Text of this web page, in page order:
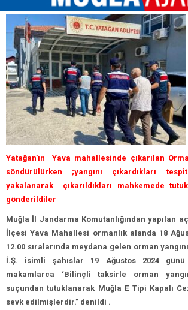
Yatağan’ın Yava mahallesinde çıkarılan
söndürülürken ;yangını çıkardıkları
yakalanarak çıkarıldıkları mahkemede
gönderildiler
Muğla İl Jandarma Komutanlığından yapılan
İlçesi Yava Mahallesi ormanlık alanda 18
12.00 sıralarında meydana gelen orman
İ.Ş. isimli şahıslar 19 Ağustos 2024 günü
makamlarca ‘Bilinçli taksirle orman
suçundan tutuklanarak Muğla E Tipi Kapalı
sevk edilmişlerdir.” denildi .